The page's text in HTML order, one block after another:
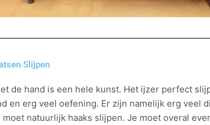
Slijpen
de hand is een hele kunst. Het ijzer perfect
en erg veel oefening. Er zijn namelijk erg veel
moet natuurlijk haaks slijpen. Je moet overal